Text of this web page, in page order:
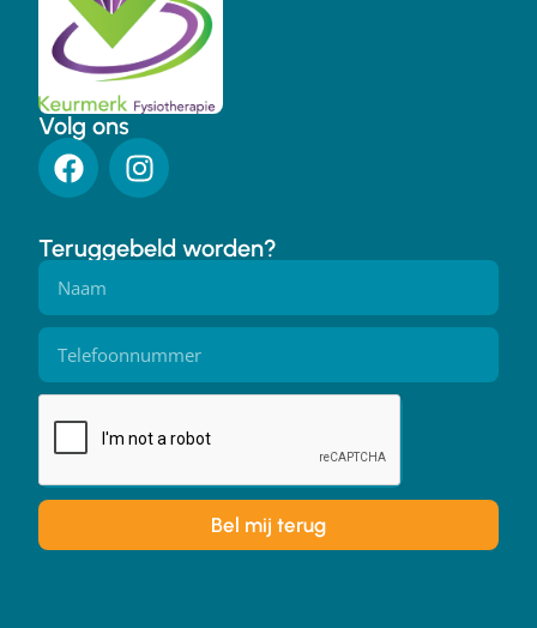
Volg ons
Teruggebeld worden?
Bel mij terug